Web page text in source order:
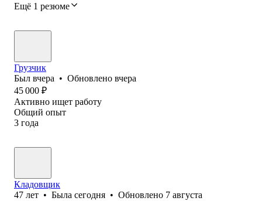
Ещё 1 резюме
Грузчик
Был вчера • Обновлено вчера
45 000 ₽
Активно ищет работу
Общий опыт
3 года
Кладовщик
47 лет • Была сегодня • Обновлено 7 августа